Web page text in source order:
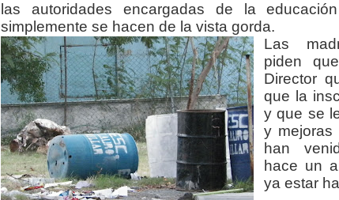
las autoridades encargadas de la
simplemente se hacen de la vista gorda.
Las
piden
Director
que la
y que se
y mejoras
han
hace un
ya estar